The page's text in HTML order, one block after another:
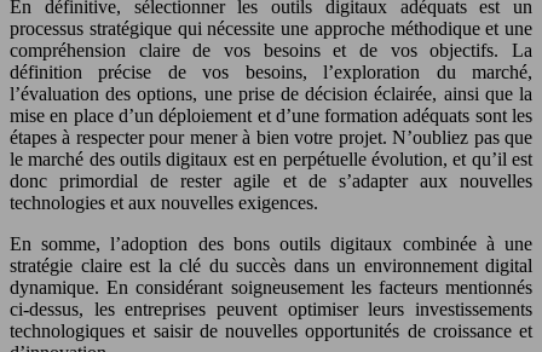
En définitive, sélectionner les outils digitaux adéquats est un
processus stratégique qui nécessite une approche méthodique et une
compréhension claire de vos besoins et de vos objectifs. La
définition précise de vos besoins, l’exploration du marché,
l’évaluation des options, une prise de décision éclairée, ainsi que la
mise en place d’un déploiement et d’une formation adéquats sont les
étapes à respecter pour mener à bien votre projet. N’oubliez pas que
le marché des outils digitaux est en perpétuelle évolution, et qu’il est
donc primordial de rester agile et de s’adapter aux nouvelles
technologies et aux nouvelles exigences.
En somme, l’adoption des bons outils digitaux combinée à une
stratégie claire est la clé du succès dans un environnement digital
dynamique. En considérant soigneusement les facteurs mentionnés
ci-dessus, les entreprises peuvent optimiser leurs investissements
technologiques et saisir de nouvelles opportunités de croissance et